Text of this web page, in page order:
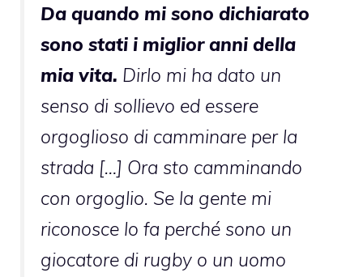
Da quando mi sono dichiarato
sono stati i miglior anni della
mia vita. Dirlo mi ha dato un
senso di sollievo ed essere
orgoglioso di camminare per la
strada […] Ora sto camminando
con orgoglio. Se la gente mi
riconosce lo fa perché sono un
giocatore di rugby o un uomo